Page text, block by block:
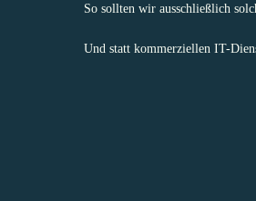
So sollten wir ausschließlich
Und statt kommerziellen IT-